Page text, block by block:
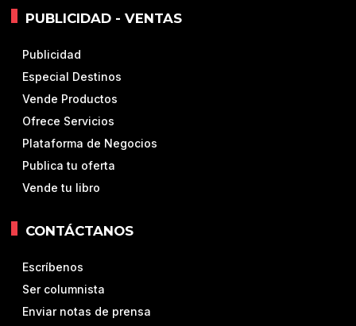
PUBLICIDAD - VENTAS
Publicidad
Especial Destinos
Vende Productos
Ofrece Servicios
Plataforma de Negocios
Publica tu oferta
Vende tu libro
CONTÁCTANOS
Escríbenos
Ser columnista
Enviar notas de prensa